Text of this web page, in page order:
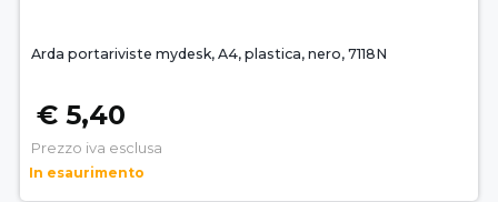
Arda portariviste mydesk, A4, plastica, nero, 7118N
€ 5,40
Prezzo iva esclusa
In esaurimento